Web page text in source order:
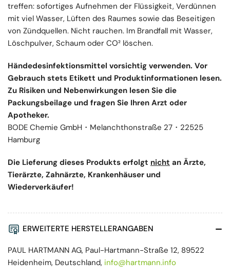
treffen: sofortiges Aufnehmen der Flüssigkeit, Verdünnen
mit viel Wasser, Lüften des Raumes sowie das Beseitigen
von Zündquellen. Nicht rauchen. Im Brandfall mit Wasser,
Löschpulver, Schaum oder CO² löschen.
Händedesinfektionsmittel vorsichtig verwenden. Vor
Gebrauch stets Etikett und Produktinformationen lesen.
Zu Risiken und Nebenwirkungen lesen Sie die
Packungsbeilage und fragen Sie Ihren Arzt oder
Apotheker.
BODE Chemie GmbH・Melanchthonstraße 27・22525
Hamburg
Die Lieferung dieses Produkts erfolgt nicht an Ärzte,
Tierärzte, Zahnärzte, Krankenhäuser und
Wiederverkäufer!
ERWEITERTE HERSTELLERANGABEN
PAUL HARTMANN AG, Paul-Hartmann-Straße 12, 89522
Heidenheim, Deutschland, info@hartmann.info